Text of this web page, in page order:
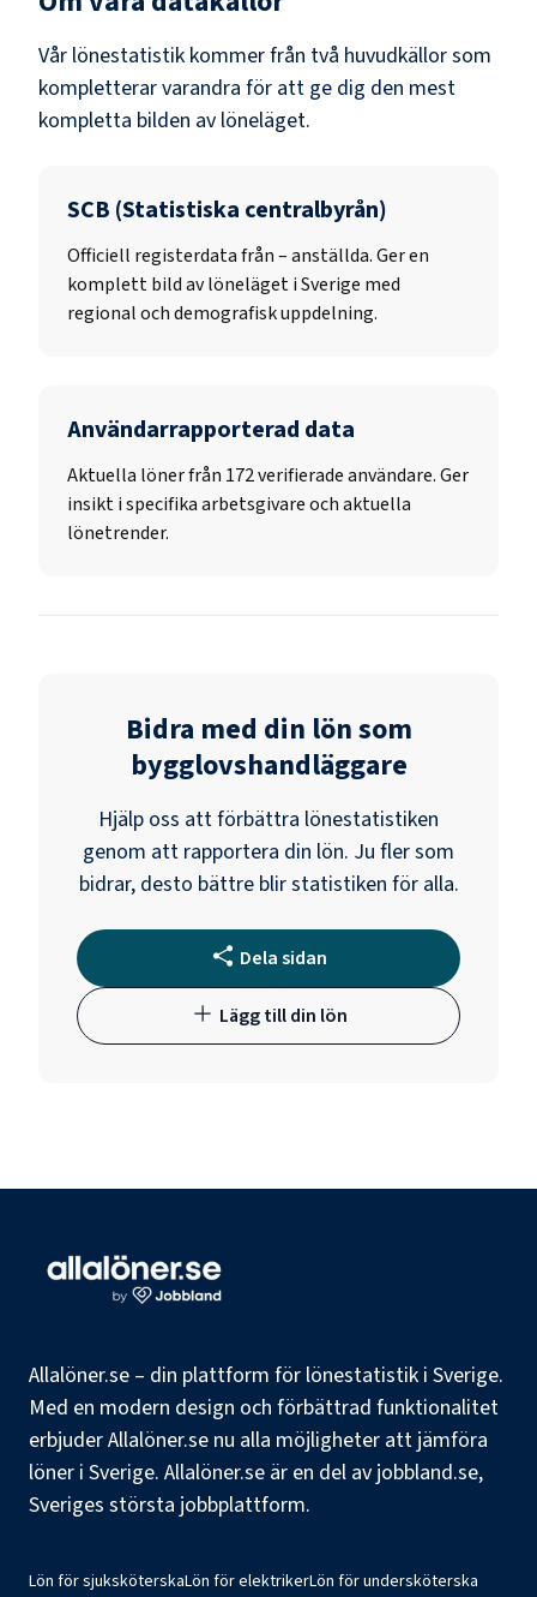
Vår lönestatistik kommer från två huvudkällor som
kompletterar varandra för att ge dig den mest
kompletta bilden av löneläget.
SCB (Statistiska centralbyrån)
Officiell registerdata från–anställda. Ger en
komplett bild av löneläget i Sverige med
regional och demografisk uppdelning.
Användarrapporterad data
Aktuella löner från 172 verifierade användare. Ger
insikt i specifika arbetsgivare och aktuella
lönetrender.
Bidra med din lön som
bygglovshandläggare
Hjälp oss att förbättra lönestatistiken
genom att rapportera din lön. Ju fler som
bidrar, desto bättre blir statistiken för alla.
Dela sidan
Lägg till din lön
Allalöner.se – din plattform för lönestatistik i Sverige.
Med en modern design och förbättrad funktionalitet
erbjuder Allalöner.se nu alla möjligheter att jämföra
löner i Sverige. Allalöner.se är en del av jobbland.se,
Sveriges största jobbplattform.
Lön för sjuksköterskaLön för elektrikerLön för undersköterska